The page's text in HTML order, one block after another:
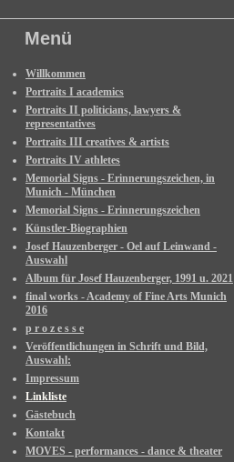
Menü
Willkommen
Portraits I academics
Portraits II politicians, lawyers &
representatives
Portraits III creatives & artists
Portraits IV athletes
Memorial Signs - Erinnerungszeichen, in
Munich - München
Memorial Signs - Erinnerungszeichen
Künstler-Biographien
Josef Hauzenberger - Oel auf Leinwand -
Auswahl
Album für Josef Hauzenberger, 1991 u. 2021
final works - Academy of Fine Arts Munich
2016
p r o z e s s e
Veröffentlichungen in Schrift und Bild,
Auswahl:
Impressum
Linkliste
Gästebuch
Kontakt
MOVES - performances - dance & theater